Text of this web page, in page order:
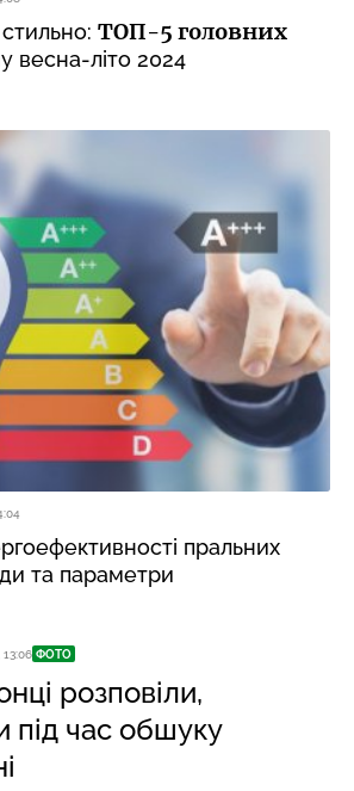
ТОП-5 головних
весна-літо 2024
пральних
та параметри
ФОТО
розповіли,
час обшуку